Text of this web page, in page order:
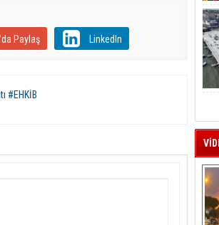
Paylaş LinkedIn
#EHKİB